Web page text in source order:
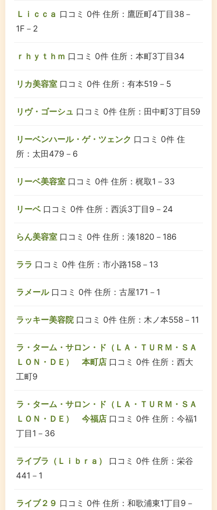
Ｌｉｃｃａ 口コミ 0件 住所：鷹匠町4丁目38－
1F－2
ｒｈｙｔｈｍ 口コミ 0件 住所：本町3丁目34
リカ美容室 口コミ 0件 住所：有本519－5
リヴ・ゴーシュ 口コミ 0件 住所：田中町3丁目59
リーベンハール・ゲ・ツェンク 口コミ 0件 住
所：太田479－6
リーベ美容室 口コミ 0件 住所：梶取1－33
リーベ 口コミ 0件 住所：西浜3丁目9－24
らん美容室 口コミ 0件 住所：湊1820－186
ララ 口コミ 0件 住所：市小路158－13
ラメール 口コミ 0件 住所：古屋171－1
ラッキー美容院 口コミ 0件 住所：木ノ本558－11
ラ・ターム・サロン・ド（ＬＡ・ＴＵＲＭ・ＳＡ
ＬＯＮ・ＤＥ） 本町店 口コミ 0件 住所：西大
工町9
ラ・ターム・サロン・ド（ＬＡ・ＴＵＲＭ・ＳＡ
ＬＯＮ・ＤＥ） 今福店 口コミ 0件 住所：今福1
丁目1－36
ライブラ（Ｌｉｂｒａ） 口コミ 0件 住所：栄谷
441－1
ライブ２９ 口コミ 0件 住所：和歌浦東1丁目9－